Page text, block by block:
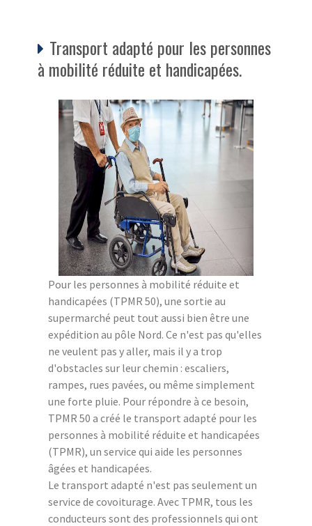
Transport adapté pour les personnes
à mobilité réduite et handicapées.
Pour les personnes à mobilité réduite et
handicapées (TPMR 50), une sortie au
supermarché peut tout aussi bien être une
expédition au pôle Nord. Ce n'est pas qu'elles
ne veulent pas y aller, mais il y a trop
d'obstacles sur leur chemin : escaliers,
rampes, rues pavées, ou même simplement
une forte pluie. Pour répondre à ce besoin,
TPMR 50 a créé le transport adapté pour les
personnes à mobilité réduite et handicapées
(TPMR), un service qui aide les personnes
âgées et handicapées.
Le transport adapté n'est pas seulement un
service de covoiturage. Avec TPMR, tous les
conducteurs sont des professionnels qui ont